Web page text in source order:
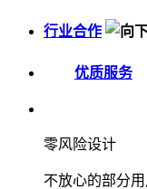
行业合作
优质服务
零风险设计
不放心的部分